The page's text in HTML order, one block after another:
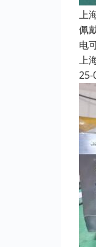
上
佩
电
上
25-